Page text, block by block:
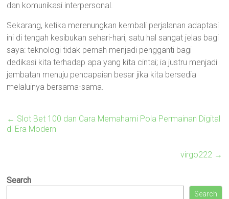
dan komunikasi interpersonal.
Sekarang, ketika merenungkan kembali perjalanan adaptasi
ini di tengah kesibukan sehari-hari, satu hal sangat jelas bagi
saya: teknologi tidak pernah menjadi pengganti bagi
dedikasi kita terhadap apa yang kita cintai; ia justru menjadi
jembatan menuju pencapaian besar jika kita bersedia
melaluinya bersama-sama.
← Slot Bet 100 dan Cara Memahami Pola Permainan Digital
di Era Modern
virgo222 →
Search
Search